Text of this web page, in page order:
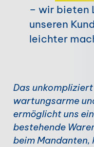
– wir bieten
unseren
leichter
Das
wartungsarme
ermöglicht uns
bestehende
beim